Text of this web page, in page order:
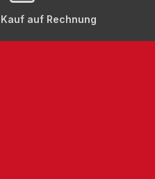
auf Rechnung